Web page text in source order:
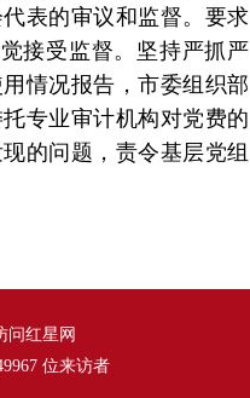
表的审议和监督。要求
接受监督。坚持严抓严
情况报告，市委组织部
专业审计机构对党费的
的问题，责令基层党组
问红星网
位来访者